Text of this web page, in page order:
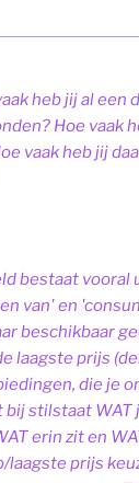
heb jij al een
Hoe vaak
vaak heb jij
bestaat vooral
van' en
beschikbaar
laagste prijs
die je
bij stilstaat WAT
erin zit en
prijs